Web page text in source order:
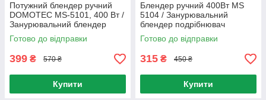
Потужний блендер ручний
DOMOTEC MS-5101, 400 Вт /
Занурювальний блендер
Готово до відправки
399 ₴ 570 ₴
Купити
Блендер ручний 400Вт MS
5104 / Занурювальний
блендер подрібнювач
Готово до відправки
315 ₴ 450 ₴
Купити